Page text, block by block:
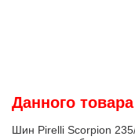
Данного
Шин Pirelli Scorpion